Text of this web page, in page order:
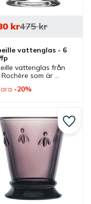
vattenglas - 6
vattenglas från
som är
Glas är bra
och läsk.
kr475kr
20%
Lägg